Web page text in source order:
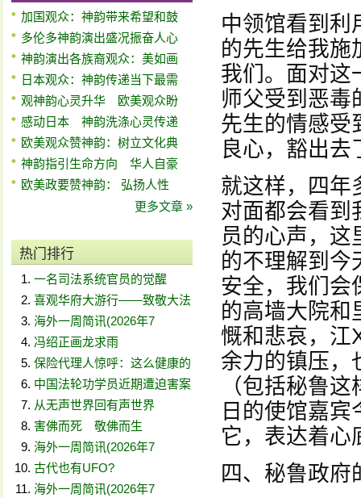
加国观众：神韵带来希望和鼓
多伦多神韵演出盛况振奋人心
神韵演出各族裔观众：美如画
日本观众：神韵传递当下最需
观神韵心灵升华 欧美观众盼
感动日本 神韵洗涤心灵传递
欧美观众赞神韵：树立文化典
神韵指引生命方向 华人自豪
欧美政要赞神韵： 弘扬人性
更多文章 »
热门排行
一名司法系统官员的觉醒
喜观华府大游行——致敬大法
海外一周简讯(2026年7
冯绍正画龙求雨
保险代理人惊呼：这么健康的
中国法轮功学员近期遭迫害案
从无声世界回有声世界
害佛而死 敬佛而生
海外一周简讯(2026年7
古代也有UFO?
海外一周简讯(2026年7
中领馆看到利
的先生给我施
我们。面对这
师父受到恶毒
先生的情感受
良心，豁出去
就这样，四年
对面都会看到
员的心声，
的不理解到今
安全，我们会
的高墙大院和
慨和悲哀，江
余力的镇压，
（包括秘鲁
日的使馆嘉
它，表达着心
四、秘鲁政府